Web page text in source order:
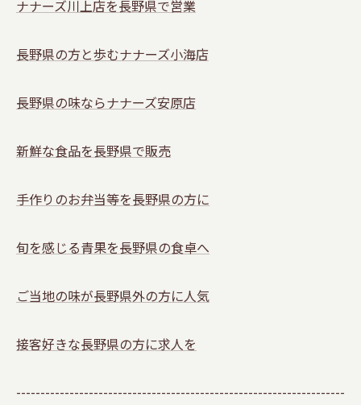
ナナーズ川上店を長野県で営業
長野県の方と歩むナナーズ小海店
長野県の味ならナナーズ安原店
新鮮な食品を長野県で販売
手作りのお弁当等を長野県の方に
旬を感じる青果を長野県の食卓へ
ご当地の味が長野県外の方に人気
接客好きな長野県の方に求人を
--------------------------------------------------------------------